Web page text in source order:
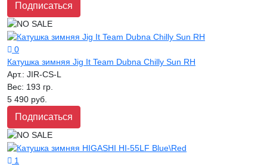
Подписаться
0
Катушка зимняя Jig It Team Dubna Chilly Sun RH
Арт.: JIR-CS-L
Вес: 193 гр.
5 490 руб.
Подписаться
1